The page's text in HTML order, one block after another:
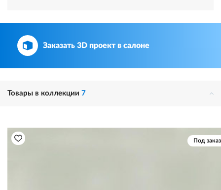
Заказать 3D проект в салоне
Товары в коллекции 7
Под заказ